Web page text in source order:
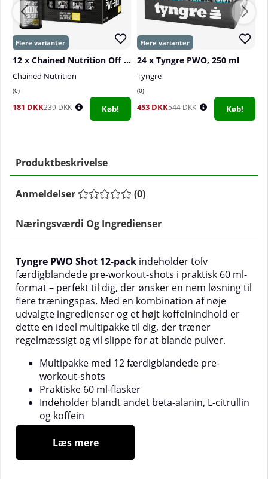
12 x Chained Nutrition Off The Hook PWO-Shot, 60 ml (Pineapple Orange
Chained Nutrition
0
181 DKK239 DKK Køb!
24 x Tyngre PWO, 250 ml
Tyngre
0
453 DKK544 DKK Køb!
Produktbeskrivelse
Anmeldelser (0)
Næringsværdi Og Ingredienser
Tyngre PWO Shot 12-pack indeholder tolv
færdigblandede pre-workout-shots i praktisk 60 ml-
format – perfekt til dig, der ønsker en nem løsning til
flere træningspas. Med en kombination af nøje
udvalgte ingredienser og et højt koffeinindhold er
dette en ideel multipakke til dig, der træner
regelmæssigt og vil slippe for at blande pulver.
Multipakke med 12 færdigblandede pre-
workout-shots
Praktiske 60 ml-flasker
Indeholder blandt andet beta-alanin, L-citrullin
og koffein
Højt koffeinindhold
Klar til at drikke – ingen opblanding nødvendig
Tyngre PWO Shot 12-pack er udviklet til dig, der
Læs mere